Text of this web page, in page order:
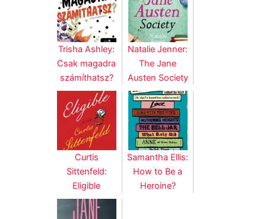
Trisha Ashley:
Csak magadra
számíthatsz?
Natalie Jenner:
The Jane
Austen Society
Curtis
Sittenfeld:
Eligible
Samantha Ellis:
How to Be a
Heroine?